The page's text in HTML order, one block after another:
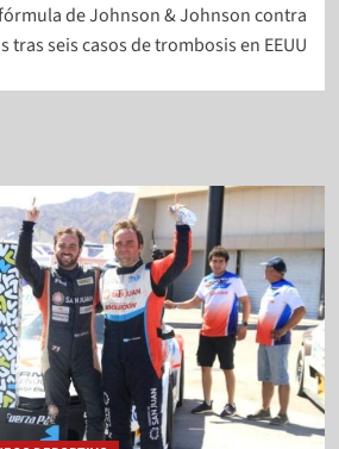
de Johnson & Johnson contra
tras seis casos de trombosis en EEUU